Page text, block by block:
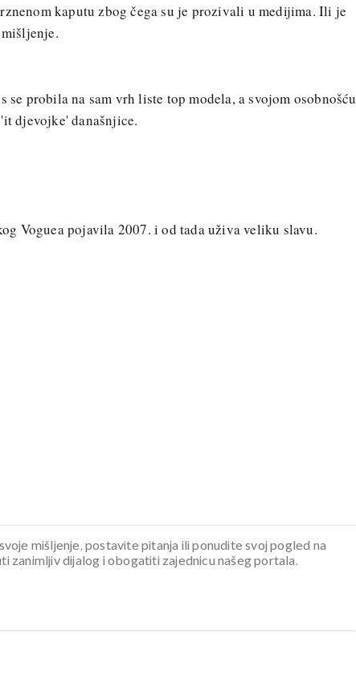
kaputu zbog čega su je prozivali u medijima. Ili je
probila na sam vrh liste top modela, a svojom osobnošću
djevojke' današnjice.
Voguea pojavila 2007. i od tada uživa veliku slavu.
mišljenje, postavite pitanja ili ponudite svoj pogled na
zanimljiv dijalog i obogatiti zajednicu našeg portala.